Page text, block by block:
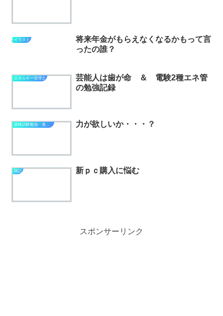
イラスト
将来年金がもらえなくなるかもって言
ったの誰？
エネルギー管理士
芸能人は歯が命 ＆ 電験2種エネ管
の勉強記録
資格試験勉強・進捗状況 力が欲しいか・・・？
雑記 新ｐｃ購入に悩む
スポンサーリンク